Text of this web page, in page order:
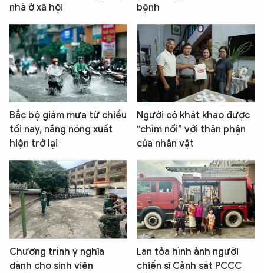
nhà ở xã hội
bệnh
Bắc bộ giảm mưa từ chiều
tối nay, nắng nóng xuất
hiện trở lại
Người có khát khao được
“chìm nổi” với thân phận
của nhân vật
Chương trình ý nghĩa
dành cho sinh viên
Lan tỏa hình ảnh người
chiến sĩ Cảnh sát PCCC